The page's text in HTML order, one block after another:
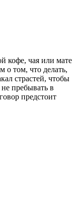
кофе, чая или мате
о том, что делать,
страстей, чтобы
пребывать в
предстоит